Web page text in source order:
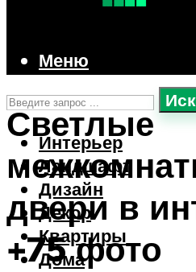
Интерьер
Ландшафт
Дизайн
Декор
Квартиры
Дома
Меню
Светлые
двери в
+75 фото